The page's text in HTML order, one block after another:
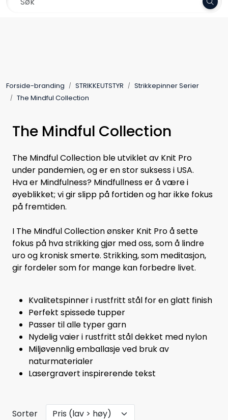
Skip to main content
Forside-branding STRIKKEUTSTYR
Strikkepinner Serier
The Mindful Collection
The Mindful Collection
The Mindful Collection ble utviklet av Knit Pro
under pandemien, og er en stor suksess i USA.
Hva er Mindfulness? Mindfullness er å være i
øyeblikket; vi gir slipp på fortiden og har ikke fokus
på fremtiden.
I The Mindful Collection ønsker Knit Pro å sette
fokus på hva strikking gjør med oss, som å lindre
uro og kronisk smerte. Strikking, som meditasjon,
gir fordeler som for mange kan forbedre livet.
Kvalitetspinner i rustfritt stål for en glatt finish
Perfekt spissede tupper
Passer til alle typer garn
Nydelig vaier i rustfritt stål dekket med nylon
Miljøvennlig emballasje ved bruk av
naturmaterialer
Lasergravert inspirerende tekst
Sorter
Kolleksjoner
Pinner og tilbehør
Gavekort
Outlet